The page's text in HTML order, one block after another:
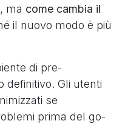
ma come cambia il
il nuovo modo è più
di pre-
definitivo. Gli utenti
se
prima del go-